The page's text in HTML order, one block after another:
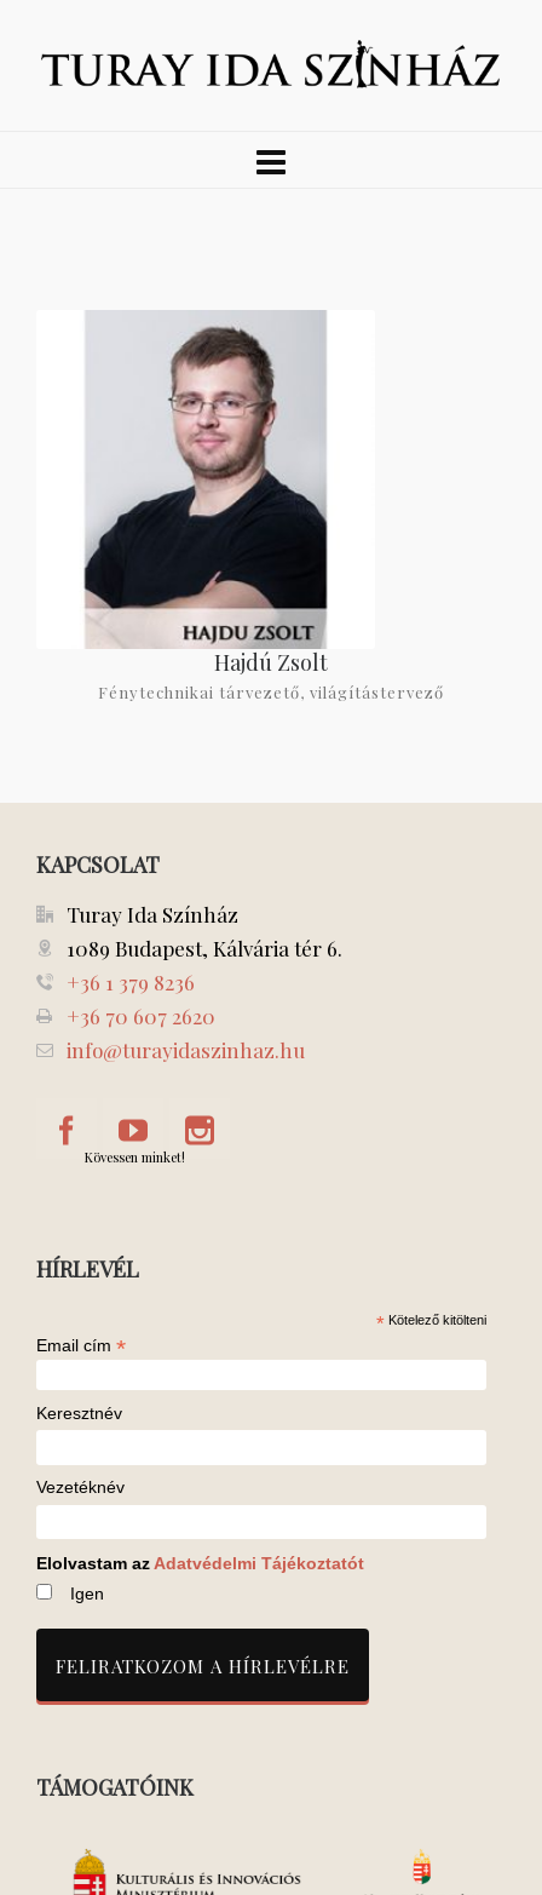
Hajdú Zsolt
Fénytechnikai tárvezető, világítástervező
KAPCSOLAT
Turay Ida Színház
1089 Budapest, Kálvária tér 6.
+36 1 379 8236
+36 70 607 2620
info@turayidaszinhaz.hu
Kövessen minket!
HÍRLEVÉL
* Kötelező kitölteni
Email cím *
Keresztnév
Vezetéknév
Elolvastam az Adatvédelmi Tájékoztatót
Igen
TÁMOGATÓINK